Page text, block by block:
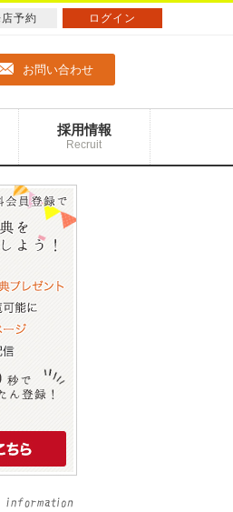
お問い合わせ
採用情報
Recruit
予約 ログイン